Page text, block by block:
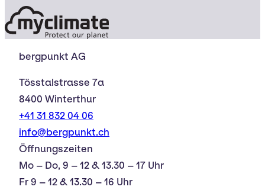
bergpunkt AG
Tösstalstrasse 7a
8400 Winterthur
+41 31 832 04 06
info@bergpunkt.ch
Öffnungszeiten
Mo – Do, 9 – 12 & 13.30 – 17 Uhr
Fr 9 – 12 & 13.30 – 16 Uhr